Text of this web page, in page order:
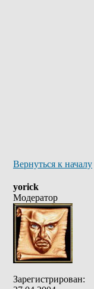
Вернуться к началу
yorick
Модератор
Зарегистрирован: